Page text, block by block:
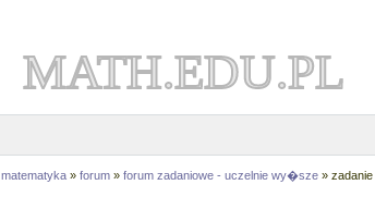
MATH.EDU.PL
matematyka » forum » forum zadaniowe - uczelnie wy�sze » zadanie